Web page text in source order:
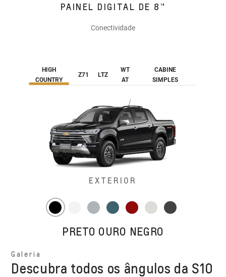
PAINEL DIGITAL DE 8”
Conectividade
HIGH
COUNTRY
Z71 LTZ
WT
AT
CABINE
SIMPLES
EXTERIOR
PRETO OURO NEGRO
Galeria
Descubra todos os ângulos da S10